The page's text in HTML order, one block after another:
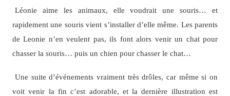
Léonie aime les animaux, elle voudrait une souris… et
rapidement une souris vient s’installer d’elle même. Les parents
de Leonie n’en veulent pas, ils font alors venir un chat pour
chasser la souris… puis un chien pour chasser le chat…
Une suite d’événements vraiment très drôles, car même si on
voit venir la fin c’est adorable, et la dernière illustration est